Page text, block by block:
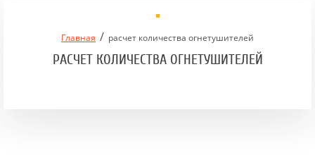
Главная / расчет количества огнетушителей
РАСЧЕТ КОЛИЧЕСТВА ОГНЕТУШИТЕЛЕЙ